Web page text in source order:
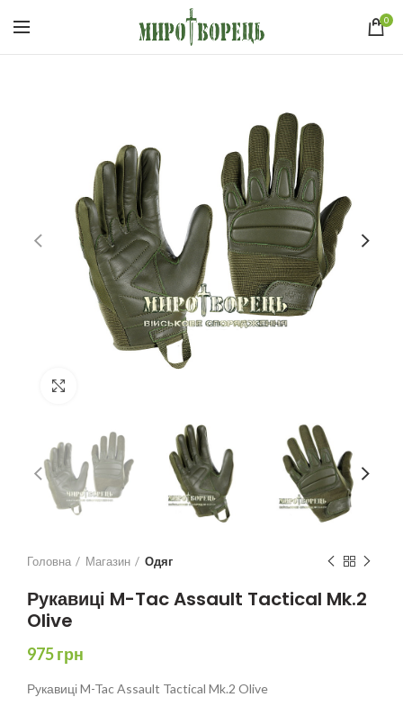
0
Головна Магазин Одяг
Рукавиці M-Tac Assault Tactical Mk.2
Olive
975грн
Рукавиці M-Tac Assault Tactical Mk.2 Olive